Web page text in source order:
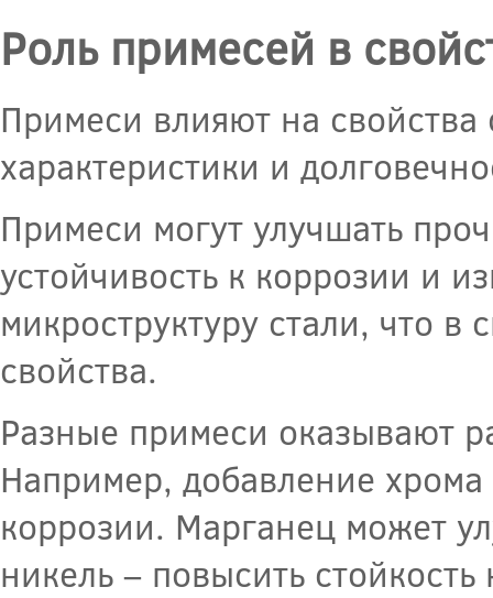
Роль примесей в
Примеси влияют на
характеристики и
Примеси могут улучшать
устойчивость к коррозии и
микроструктуру стали, что
свойства.
Разные примеси оказывают
Например, добавление
коррозии. Марганец может
никель – повысить